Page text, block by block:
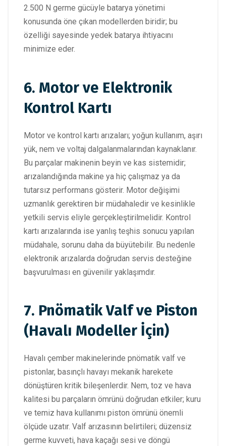
2.500 N germe gücüyle batarya yönetimi
konusunda öne çıkan modellerden biridir; bu
özelliği sayesinde yedek batarya ihtiyacını
minimize eder.
6. Motor ve Elektronik
Kontrol Kartı
Motor ve kontrol kartı arızaları; yoğun kullanım, aşırı
yük, nem ve voltaj dalgalanmalarından kaynaklanır.
Bu parçalar makinenin beyin ve kas sistemidir;
arızalandığında makine ya hiç çalışmaz ya da
tutarsız performans gösterir. Motor değişimi
uzmanlık gerektiren bir müdahaledir ve kesinlikle
yetkili servis eliyle gerçekleştirilmelidir. Kontrol
kartı arızalarında ise yanlış teşhis sonucu yapılan
müdahale, sorunu daha da büyütebilir. Bu nedenle
elektronik arızalarda doğrudan servis desteğine
başvurulması en güvenilir yaklaşımdır.
7. Pnömatik Valf ve Piston
(Havalı Modeller İçin)
Havalı çember makinelerinde pnömatik valf ve
pistonlar, basınçlı havayı mekanik harekete
dönüştüren kritik bileşenlerdir. Nem, toz ve hava
kalitesi bu parçaların ömrünü doğrudan etkiler; kuru
ve temiz hava kullanımı piston ömrünü önemli
ölçüde uzatır. Valf arızasının belirtileri; düzensiz
germe kuvveti, hava kaçağı sesi ve döngü